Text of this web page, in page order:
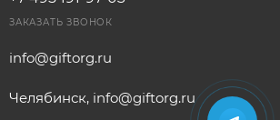
ЗАКАЗАТЬ ЗВОНОК
info@giftorg.ru
Челябинск, info@giftorg.ru